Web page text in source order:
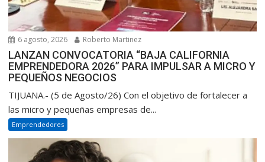
6 agosto, 2026 Roberto Martinez
LANZAN CONVOCATORIA “BAJA CALIFORNIA
EMPRENDEDORA 2026” PARA IMPULSAR A MICRO Y
PEQUEÑOS NEGOCIOS
TIJUANA.- (5 de Agosto/26) Con el objetivo de fortalecer a
las micro y pequeñas empresas de...
Emprendedores